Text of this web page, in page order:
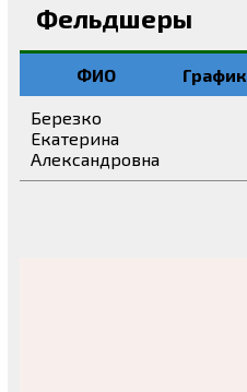
Фельдшеры
ФИО График
Березко
Екатерина
Александровна